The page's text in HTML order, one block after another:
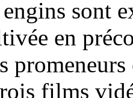
sont
en
films